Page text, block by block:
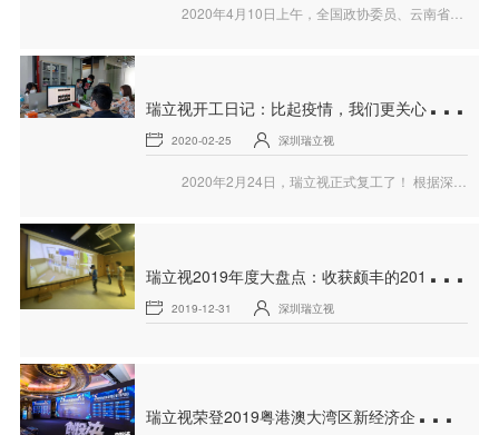
瑞
立视开工日记：比起疫情，我们更关心客户和项目进度
2020-02-25 深圳瑞立视
瑞
立视2019年度大盘点：收获颇丰的2019年，在多个领域取得重要进展
2019-12-31 深圳瑞立视
瑞
立视荣登2019粤港澳大湾区新经济企业TOP100榜单